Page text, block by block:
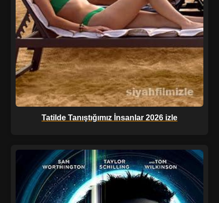
Tatilde Tanıştığımız İnsanlar 2026 izle